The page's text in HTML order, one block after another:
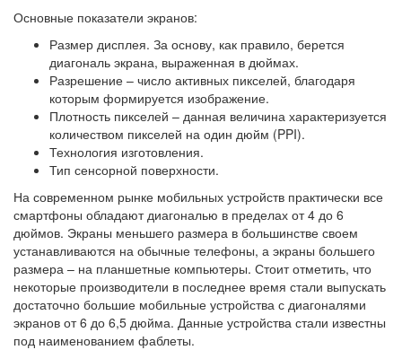
Основные показатели экранов:
Размер дисплея. За основу, как правило, берется
диагональ экрана, выраженная в дюймах.
Разрешение – число активных пикселей, благодаря
которым формируется изображение.
Плотность пикселей – данная величина характеризуется
количеством пикселей на один дюйм (PPI).
Технология изготовления.
Тип сенсорной поверхности.
На современном рынке мобильных устройств практически все
смартфоны обладают диагональю в пределах от 4 до 6
дюймов. Экраны меньшего размера в большинстве своем
устанавливаются на обычные телефоны, а экраны большего
размера – на планшетные компьютеры. Стоит отметить, что
некоторые производители в последнее время стали выпускать
достаточно большие мобильные устройства с диагоналями
экранов от 6 до 6,5 дюйма. Данные устройства стали известны
под наименованием фаблеты.